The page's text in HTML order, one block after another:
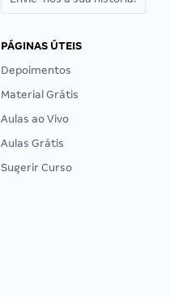
PÁGINAS ÚTEIS
Depoimentos
Material Grátis
Aulas ao Vivo
Aulas Grátis
Sugerir Curso